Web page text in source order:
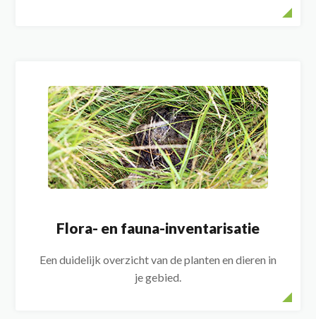
Flora- en fauna-inventarisatie
Een duidelijk overzicht van de planten en dieren in
je gebied.